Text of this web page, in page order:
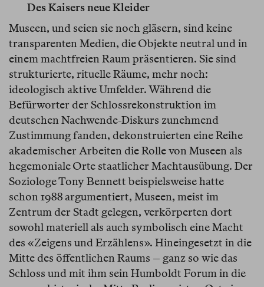
Des Kaisers neue Kleider
Museen, und seien sie noch gläsern, sind keine
transparenten Medien, die Objekte neutral und in
einem machtfreien Raum präsentieren. Sie sind
strukturierte, rituelle Räume, mehr noch:
ideologisch aktive Umfelder. Während die
Befürworter der Schlossrekonstruktion im
deutschen Nachwende-Diskurs zunehmend
Zustimmung fanden, dekonstruierten eine Reihe
akademischer Arbeiten die Rolle von Museen als
hegemoniale Orte staatlicher Machtausübung. Der
Soziologe Tony Bennett beispielsweise hatte
schon 1988 argumentiert, Museen, meist im
Zentrum der Stadt gelegen, verkörperten dort
sowohl materiell als auch symbolisch eine Macht
des «Zeigens und Erzählens». Hineingesetzt in die
Mitte des öffentlichen Raums – ganz so wie das
Schloss und mit ihm sein Humboldt Forum in die